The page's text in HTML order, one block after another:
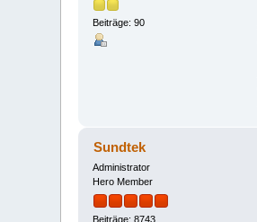
Beiträge: 90
Sundtek
Administrator
Hero Member
Beiträge: 8743